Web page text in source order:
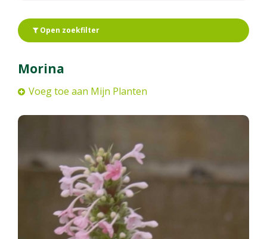
Open zoekfilter
Morina
Voeg toe aan Mijn Planten